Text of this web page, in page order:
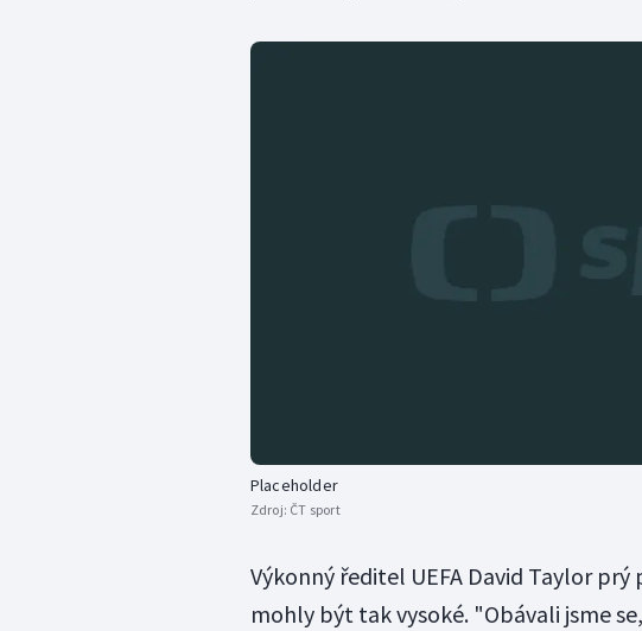
Placeholder
Zdroj: ČT sport
Výkonný ředitel UEFA David Taylor
mohly být tak vysoké. "Obávali jsme